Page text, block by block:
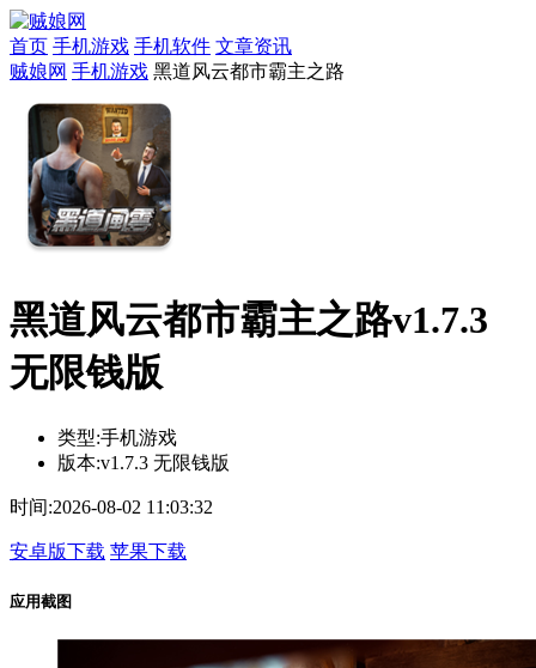
首页 手机游戏 手机软件 文章资讯
贼娘网 手机游戏 黑道风云都市霸主之路
黑道风云都市霸主之路v1.7.3
无限钱版
类型:手机游戏
版本:v1.7.3 无限钱版
时间:2026-08-02 11:03:32
安卓版下载 苹果下载
应用截图